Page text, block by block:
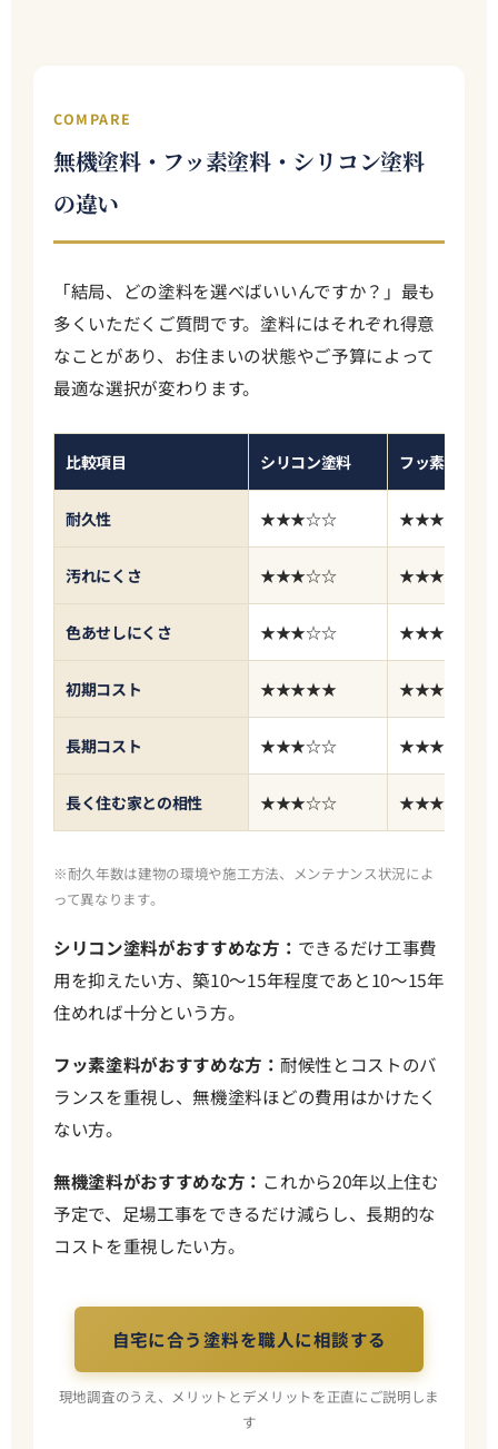
COMPARE
無機塗料・フッ素塗料・シリコン塗料
の違い
「結局、どの塗料を選べばいいんですか？」最も
多くいただくご質問です。塗料にはそれぞれ得意
なことがあり、お住まいの状態やご予算によって
最適な選択が変わります。
比較項目 シリコン塗料 フッ素塗料
耐久性 ★★★☆☆ ★★★★☆
汚れにくさ ★★★☆☆ ★★★★☆
色あせしにくさ ★★★☆☆ ★★★★☆
初期コスト ★★★★★ ★★★☆☆
長期コスト ★★★☆☆ ★★★★☆
長く住む家との相性 ★★★☆☆ ★★★★☆
※耐久年数は建物の環境や施工方法、メンテナンス状況によ
って異なります。
シリコン塗料がおすすめな方： できるだけ工事費
用を抑えたい方、築10〜15年程度であと10〜15年
住めれば十分という方。
フッ素塗料がおすすめな方： 耐候性とコストのバ
ランスを重視し、無機塗料ほどの費用はかけたく
ない方。
無機塗料がおすすめな方： これから20年以上住む
予定で、足場工事をできるだけ減らし、長期的な
コストを重視したい方。
自宅に合う塗料を職人に相談する
現地調査のうえ、メリットとデメリットを正直にご説明しま
す